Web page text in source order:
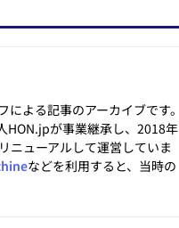
よる記事のアーカイブです。
HON.jpが事業継承し、2018年
ニューアルして運営していま
などを利用すると、当時の